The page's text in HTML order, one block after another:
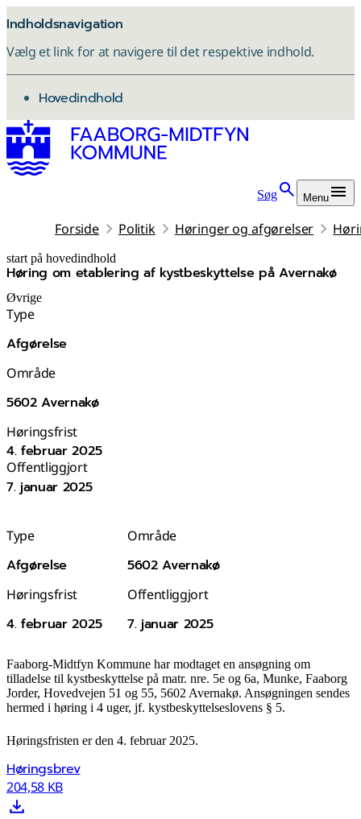
Indholdsnavigation
Vælg et link for at navigere til det respektive indhold.
gå til
Hovedindhold
Søg Menu
Forside Politik Høringer og afgørelser
start på hovedindhold
Høring om etablering af kystbeskyttelse på Avernakø
senest opdateret 8. december 2025
Øvrige
Type
Afgørelse
Område
5602 Avernakø
Høringsfrist
4. februar 2025
Offentliggjort
7. januar 2025
Type
Afgørelse
Område
5602 Avernakø
Høringsfrist
4. februar 2025
Offentliggjort
7. januar 2025
Faaborg-Midtfyn Kommune har modtaget en ansøgning om
tilladelse til kystbeskyttelse på matr. nre. 5e og 6a, Munke, Faaborg
Jorder, Hovedvejen 51 og 55, 5602 Avernakø. Ansøgningen sendes
hermed i høring i 4 uger, jf. kystbeskyttelseslovens § 5.
Høringsfristen er den 4. februar 2025.
Høringsbrev
204,58 KB